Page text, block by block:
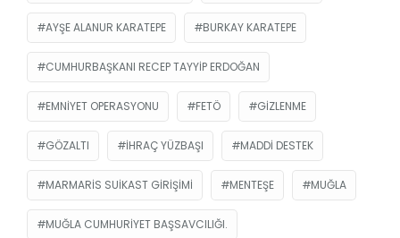
AYŞE ALANUR KARATEPE BURKAY KARATEPE
CUMHURBAŞKANI RECEP TAYYIP ERDOĞAN
EMNIYET OPERASYONU FETÖ GIZLENME
GÖZALTI IHRAÇ YÜZBAŞI MADDI DESTEK
MARMARIS SUIKAST GIRIŞIMI MENTEŞE MUĞLA
MUĞLA CUMHURIYET BAŞSAVCILIĞI.